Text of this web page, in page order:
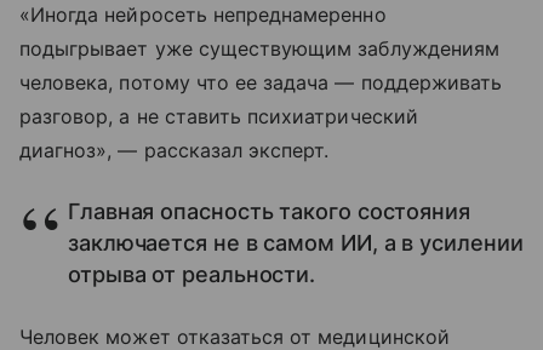
«Иногда нейросеть непреднамеренно
подыгрывает уже существующим заблуждениям
человека, потому что ее задача — поддерживать
разговор, а не ставить психиатрический
диагноз», — рассказал эксперт.
Главная опасность такого состояния
заключается не в самом ИИ, а в усилении
отрыва от реальности.
Человек может отказаться от медицинской